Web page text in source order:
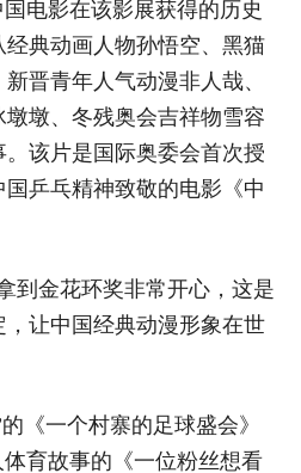
电影在该影展获得的历史
典动画人物孙悟空、黑猫
晋青年人气动漫非人哉、
墩、冬残奥会吉祥物雪容
该片是国际奥委会首次授
乒乓精神致敬的电影《中
到金花环奖非常开心，这是
让中国经典动漫形象在世
《一个村寨的足球盛会》
育故事的《一位粉丝想看